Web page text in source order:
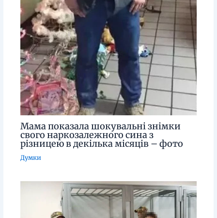
Мама показала шокувальні знімки
свого наркозалежного сина з
різницею в декілька місяців – фото
Думки